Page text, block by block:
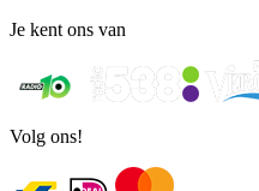
Je kent ons van
Volg ons!